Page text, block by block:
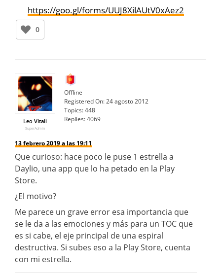
https://goo.gl/forms/UUJ8XilAUtV0xAez2
0
Leo Vitali
SuperAdmin
Offline
Registered On:24 agosto 2012
Topics:448
Replies:4069
13 febrero 2019 a las 19:11
Que curioso: hace poco le puse 1 estrella a
Daylio, una app que lo ha petado en la Play
Store.
¿El motivo?
Me parece un grave error esa importancia que
se le da a las emociones y más para un TOC que
es si cabe, el eje principal de una espiral
destructiva. Si subes eso a la Play Store, cuenta
con mi estrella.